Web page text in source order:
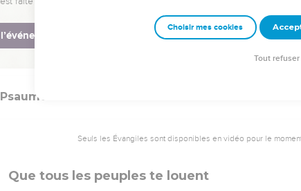
לָבְשׁ֬וּ כָרִ֨ים ׀ הַצֹּ֗אן וַעֲמָקִ֥ים יַֽעַטְפוּ־בָ֑ר יִ֝תְרוֹעֲע֗וּ אַף־יָשִֽׁירוּ׃
Hébreu : © Westminster Leningrad Codex - tanach.us --- Grec : © 2010 by the
Psaumes
Seuls les Évangiles sont disponibles en vidéo pour le
Que tous les peuples te louent
Choisir mes cookies
Tout refuser